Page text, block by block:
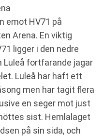
emot HV71 på
Arena. En viktig
ligger i den nedre
Luleå fortfarande jagar
Luleå har haft ett
men har tagit flera
en seger mot just
sist. Hemlalaget
på sin sida, och